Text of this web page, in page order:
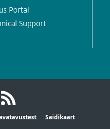
Portal
Support
Saidikaart